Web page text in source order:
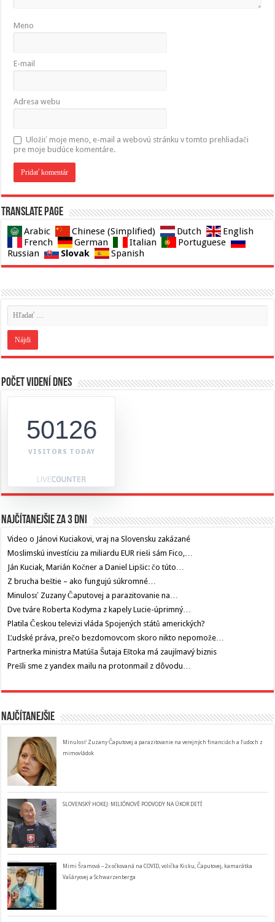
Meno
E-mail
Adresa webu
Uložiť moje meno, e-mail a webovú stránku v tomto prehliadači
pre moje budúce komentáre.
Translate page
Arabic Chinese (Simplified) Dutch
English
French
German Italian
Portuguese
Russian
Slovak Spanish
Počet videní dnes
50126
VISITORS TODAY
Najčítanejšie za 3 dni
Video o Jánovi Kuciakovi, vraj na Slovensku zakázané
Moslimskú investíciu za miliardu EUR rieši sám Fico,…
Ján Kuciak, Marián Kočner a Daniel Lipšic: čo túto…
Z brucha beštie – ako fungujú súkromné…
Minulosť Zuzany Čaputovej a parazitovanie na…
Dve tváre Roberta Kodyma z kapely Lucie-úprimný…
Platila Českou televizi vláda Spojených států amerických?
Ľudské práva, prečo bezdomovcom skoro nikto nepomože…
Partnerka ministra Matúša Šutaja Eštoka má zaujímavý biznis
Prešli sme z yandex mailu na protonmail z dôvodu…
Najčítanejšie
Minulosť Zuzany Čaputovej a parazitovanie na verejných financiách a ľudoch z
mimovládok
SLOVENSKÝ HOKEJ: MILIÓNOVÉ PODVODY NA ÚKOR DETÍ
Mimi Šramová – 2x očkovaná na COVID, volička Kisku, Čaputovej, kamarátka
Vašáryovej a Schwarzenberga